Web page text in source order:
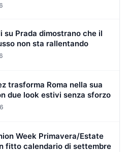
su Prada dimostrano che il
non sta rallentando
trasforma Roma nella sua
due look estivi senza sforzo
Week Primavera/Estate
fitto calendario di settembre